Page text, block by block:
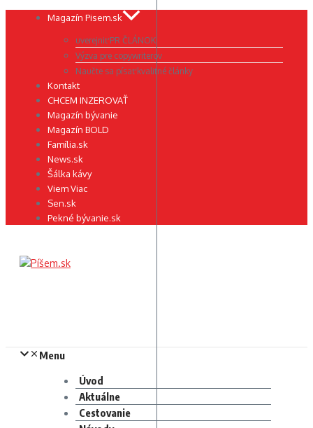
Preskočiť Magazín Pisem.sk
uverejniť PR ČLÁNOK
Výzva pre copywriterov
Naučte sa písať kvalitné články
Kontakt
CHCEM INZEROVAŤ
Magazín bývanie
Magazín BOLD
Família.sk
News.sk
Šálka kávy
Viem Viac
Sen.sk
Pekné bývanie.sk
Menu
Úvod
Aktuálne
Cestovanie